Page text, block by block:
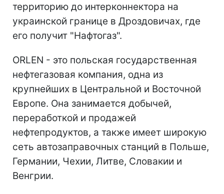
территорию до интерконнектора на
украинской границе в Дроздовичах, где
его получит "Нафтогаз".
ORLEN - это польская государственная
нефтегазовая компания, одна из
крупнейших в Центральной и Восточной
Европе. Она занимается добычей,
переработкой и продажей
нефтепродуктов, а также имеет широкую
сеть автозаправочных станций в Польше,
Германии, Чехии, Литве, Словакии и
Венгрии.